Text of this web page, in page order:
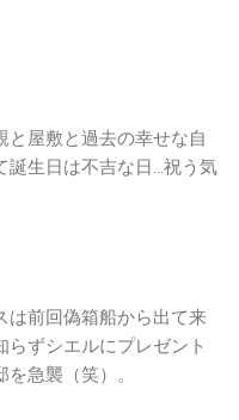
と屋敷と過去の幸せな自
誕生日は不吉な日…祝う気
は前回偽箱船から出て来
ずシエルにプレゼント
急襲（笑）。